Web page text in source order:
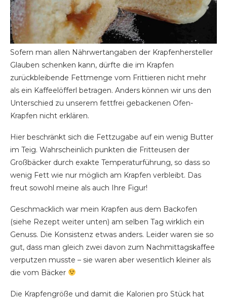
Sofern man allen Nährwertangaben der Krapfenhersteller
Glauben schenken kann, dürfte die im Krapfen
zurückbleibende Fettmenge vom Frittieren nicht mehr
als ein Kaffeelöfferl betragen. Anders können wir uns den
Unterschied zu unserem fettfrei gebackenen Ofen-
Krapfen nicht erklären.
Hier beschränkt sich die Fettzugabe auf ein wenig Butter
im Teig. Wahrscheinlich punkten die Fritteusen der
Großbäcker durch exakte Temperaturführung, so dass so
wenig Fett wie nur möglich am Krapfen verbleibt. Das
freut sowohl meine als auch Ihre Figur!
Geschmacklich war mein Krapfen aus dem Backofen
(siehe Rezept weiter unten) am selben Tag wirklich ein
Genuss. Die Konsistenz etwas anders. Leider waren sie so
gut, dass man gleich zwei davon zum Nachmittagskaffee
verputzen musste – sie waren aber wesentlich kleiner als
die vom Bäcker
Die Krapfengröße und damit die Kalorien pro Stück hat